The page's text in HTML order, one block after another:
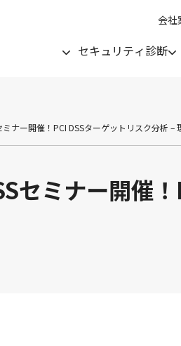
会社
セキュリティ診断
ナー開催！PCI DSSターゲットリスク分析 –
セミナー開催